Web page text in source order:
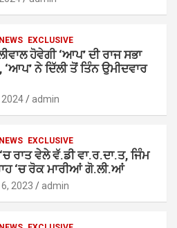
EXCLUSIVE
ਹੋਵੇਗੀ ‘ਆਪ’ ਦੀ ਰਾਜ ਸਭਾ
‘ਆਪ’ ਨੇ ਦਿੱਲੀ ਤੋਂ ਤਿੰਨ ਉਮੀਦਵਾਰ
2024 admin
EXCLUSIVE
ਰਾਤ ਵੇਲੇ ਵੱ.ਡੀ ਵਾ.ਰ.ਦਾ.ਤ, ਜਿੰਮ
‘ਚ ਰੋਕ ਮਾਰੀਆਂ ਗੋ.ਲੀ.ਆਂ
2023 admin